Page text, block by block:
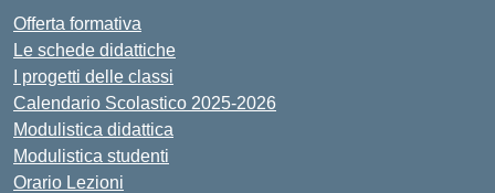
Offerta formativa
Le schede didattiche
I progetti delle classi
Calendario Scolastico 2025-2026
Modulistica didattica
Modulistica studenti
Orario Lezioni